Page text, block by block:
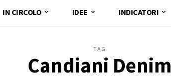
IN CIRCOLO IDEE INDICATORI
TAG
Candiani Denim